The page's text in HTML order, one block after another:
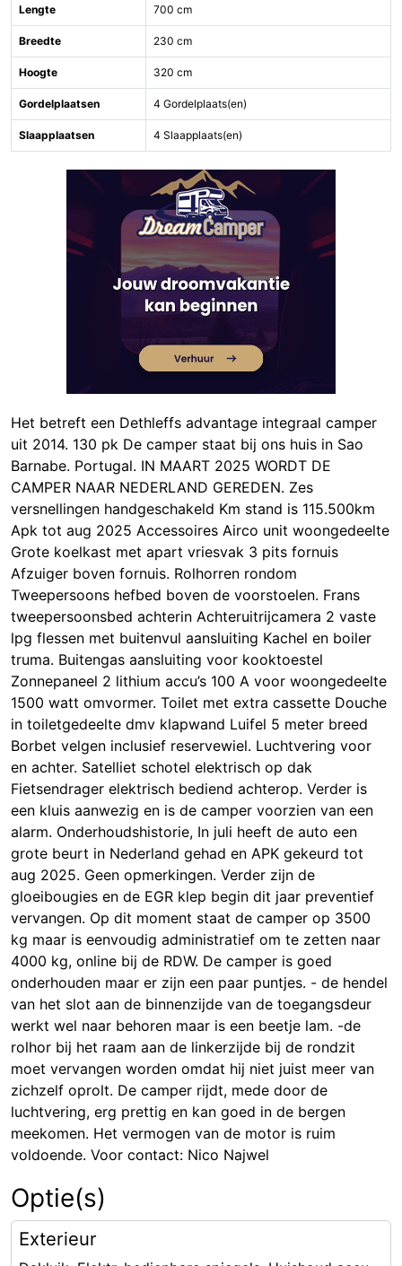
Lengte 700 cm
Breedte 230 cm
Hoogte 320 cm
Gordelplaatsen 4 Gordelplaats(en)
Slaapplaatsen 4 Slaapplaats(en)
Het betreft een Dethleffs advantage integraal camper
uit 2014. 130 pk De camper staat bij ons huis in Sao
Barnabe. Portugal. IN MAART 2025 WORDT DE
CAMPER NAAR NEDERLAND GEREDEN. Zes
versnellingen handgeschakeld Km stand is 115.500km
Apk tot aug 2025 Accessoires Airco unit woongedeelte
Grote koelkast met apart vriesvak 3 pits fornuis
Afzuiger boven fornuis. Rolhorren rondom
Tweepersoons hefbed boven de voorstoelen. Frans
tweepersoonsbed achterin Achteruitrijcamera 2 vaste
lpg flessen met buitenvul aansluiting Kachel en boiler
truma. Buitengas aansluiting voor kooktoestel
Zonnepaneel 2 lithium accu’s 100 A voor woongedeelte
1500 watt omvormer. Toilet met extra cassette Douche
in toiletgedeelte dmv klapwand Luifel 5 meter breed
Borbet velgen inclusief reservewiel. Luchtvering voor
en achter. Satelliet schotel elektrisch op dak
Fietsendrager elektrisch bediend achterop. Verder is
een kluis aanwezig en is de camper voorzien van een
alarm. Onderhoudshistorie, In juli heeft de auto een
grote beurt in Nederland gehad en APK gekeurd tot
aug 2025. Geen opmerkingen. Verder zijn de
gloeibougies en de EGR klep begin dit jaar preventief
vervangen. Op dit moment staat de camper op 3500
kg maar is eenvoudig administratief om te zetten naar
4000 kg, online bij de RDW. De camper is goed
onderhouden maar er zijn een paar puntjes. - de hendel
van het slot aan de binnenzijde van de toegangsdeur
werkt wel naar behoren maar is een beetje lam. -de
rolhor bij het raam aan de linkerzijde bij de rondzit
moet vervangen worden omdat hij niet juist meer van
zichzelf oprolt. De camper rijdt, mede door de
luchtvering, erg prettig en kan goed in de bergen
meekomen. Het vermogen van de motor is ruim
voldoende. Voor contact: Nico Najwel
Optie(s)
Exterieur